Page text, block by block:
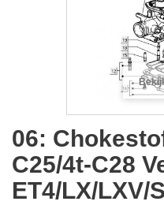
06:
C25/4t-C28
ET4/LX/LXV/S